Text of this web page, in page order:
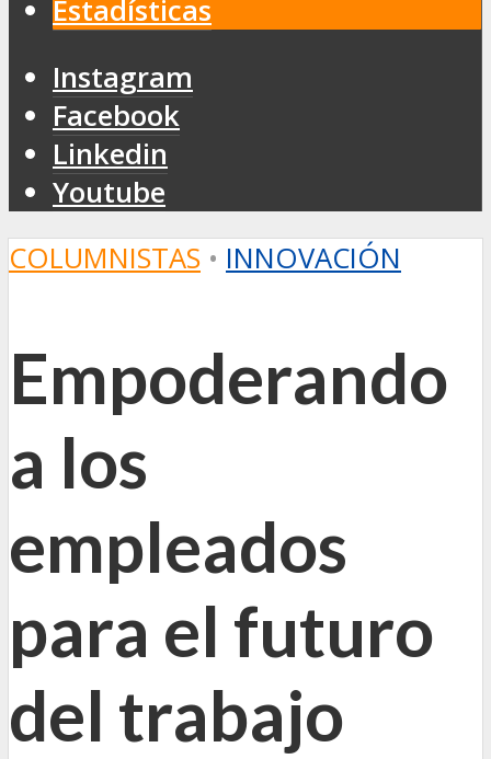
Estadísticas
Instagram
Facebook
Linkedin
Youtube
COLUMNISTAS • INNOVACIÓN
Empoderando
a los
empleados
para el futuro
del trabajo